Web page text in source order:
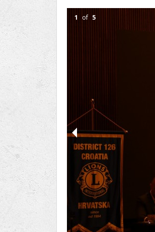
Club finder
1 of 5